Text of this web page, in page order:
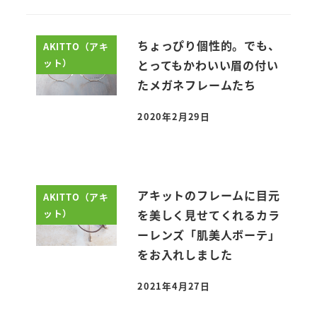
AKITTO（アキ
ット）
ちょっぴり個性的。でも、
とってもかわいい眉の付い
たメガネフレームたち
投稿日
2020年2月29日
AKITTO（アキ
ット）
アキットのフレームに目元
を美しく見せてくれるカラ
ーレンズ「肌美人ボーテ」
をお入れしました
投稿日
2021年4月27日